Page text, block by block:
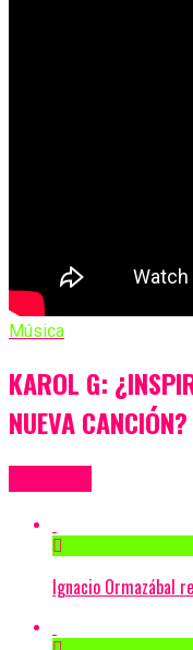
Música
KAROL G:
NUEVA CANCIÓN?
Ignacio Ormazábal